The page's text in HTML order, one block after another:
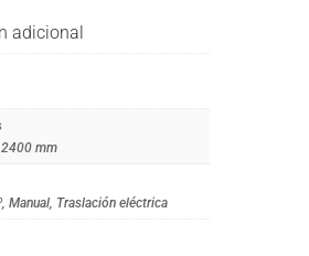
adicional
mm
, Manual, Traslación eléctrica